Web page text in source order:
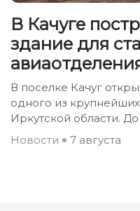
В Качуге
здание для
В поселке Качуг
одного из
Иркутской области. До
Новости
7 августа